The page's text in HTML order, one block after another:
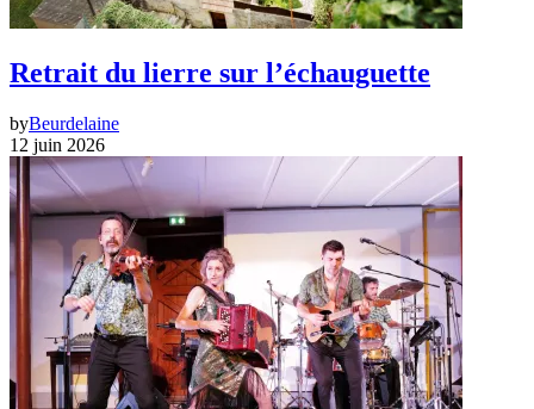
Retrait du lierre sur l’échauguette
byBeurdelaine
12 juin 2026